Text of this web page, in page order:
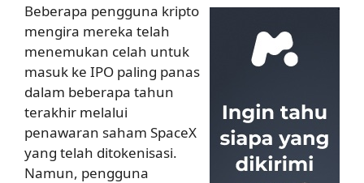
Beberapa pengguna kripto
mengira mereka telah
menemukan celah untuk
masuk ke IPO paling panas
dalam beberapa tahun
terakhir melalui
penawaran saham SpaceX
yang telah ditokenisasi.
Namun, pengguna